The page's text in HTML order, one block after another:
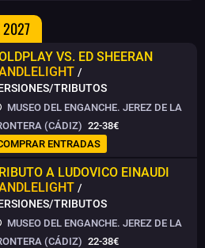
2027
VS. ED SHEERAN
/
TRIBUTOS
MUSEO DEL ENGANCHE. JEREZ DE LA
(CÁDIZ) 22-38€
ENTRADAS
A LUDOVICO EINAUDI
/
TRIBUTOS
MUSEO DEL ENGANCHE. JEREZ DE LA
(CÁDIZ) 22-38€